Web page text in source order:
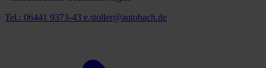
Tel.: 06441 9373-43 e.stoller@autobach.de